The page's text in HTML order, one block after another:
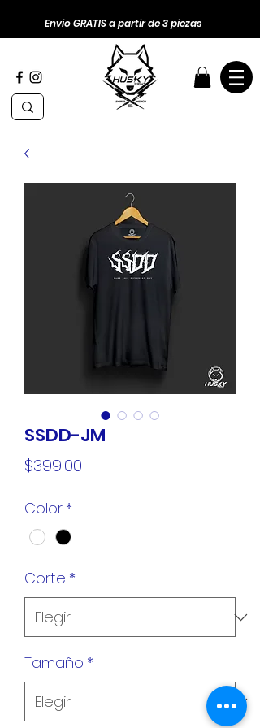
Envio GRATIS a partir de 3 piezas
SSDD-JM
$399.00
Color *
Corte *
Tamaño *